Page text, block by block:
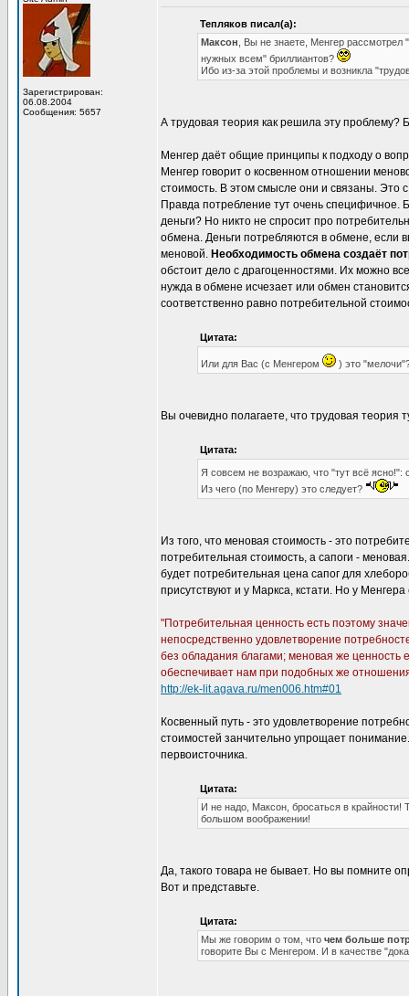
Зарегистрирован:
06.08.2004
Сообщения: 5657
Тепляков писал(а):
Максон , Вы не знаете, Менгер
нужных всем" бриллиантов?
Ибо из-за этой проблемы и возникла
А трудовая теория как решила эту проблему?
Менгер даёт общие принципы к подходу о
Менгер говорит о косвенном отношении
стоимость. В этом смысле они и связаны.
Правда потребление тут очень
деньги? Но никто не спросит про
обмена. Деньги потребляются в обмене, если
меновой. Необходимость обмена создаёт
обстоит дело с драгоценностями. Их можно
нужда в обмене исчезает или обмен
соответственно равно потребительной
Цитата:
Или для Вас (с Менгером ) это
Вы очевидно полагаете, что трудовая теория
Цитата:
Я совсем не возражаю, что "тут всё ясно!":
Из чего (по Менгеру) это следует?
Из того, что меновая стоимость - это
потребительная стоимость, а сапоги -
будет потребительная цена сапог для
присутствуют и у Маркса, кстати. Но у
"Потребительная ценность есть поэтому
непосредственно удовлетворение
без обладания благами; меновая же ценность
обеспечивает нам при подобных же
http://ek-lit.agava.ru/men006.htm#01
Косвенный путь - это удовлетворение
стоимостей занчительно упрощает
первоисточника.
Цитата:
И не надо, Максон, бросаться в крайности!
большом воображении!
Да, такого товара не бывает. Но вы помните
Вот и представьте.
Цитата:
Мы же говорим о том, что чем больше
говорите Вы с Менгером. И в качестве